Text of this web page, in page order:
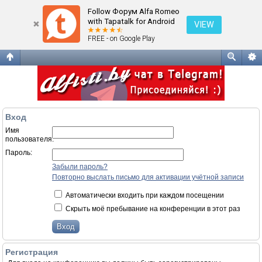
Follow Форум Alfa Romeo
with Tapatalk for Android
FREE - on Google Play
VIEW
Вход
Имя
пользователя:
Пароль:
Забыли пароль?
Повторно выслать письмо для активации учётной записи
Автоматически входить при каждом посещении
Скрыть моё пребывание на конференции в этот раз
Регистрация